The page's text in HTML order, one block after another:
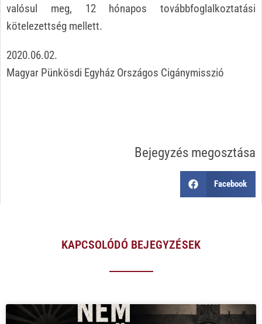
valósul meg, 12 hónapos továbbfoglalkoztatási
kötelezettség mellett.
2020.06.02.
Magyar Pünkösdi Egyház Országos Cigánymisszió
Bejegyzés megosztása
Facebook
KAPCSOLÓDÓ BEJEGYZÉSEK